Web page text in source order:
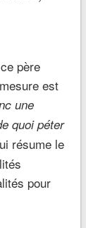
père
est
une
quoi péter
résume le
pour